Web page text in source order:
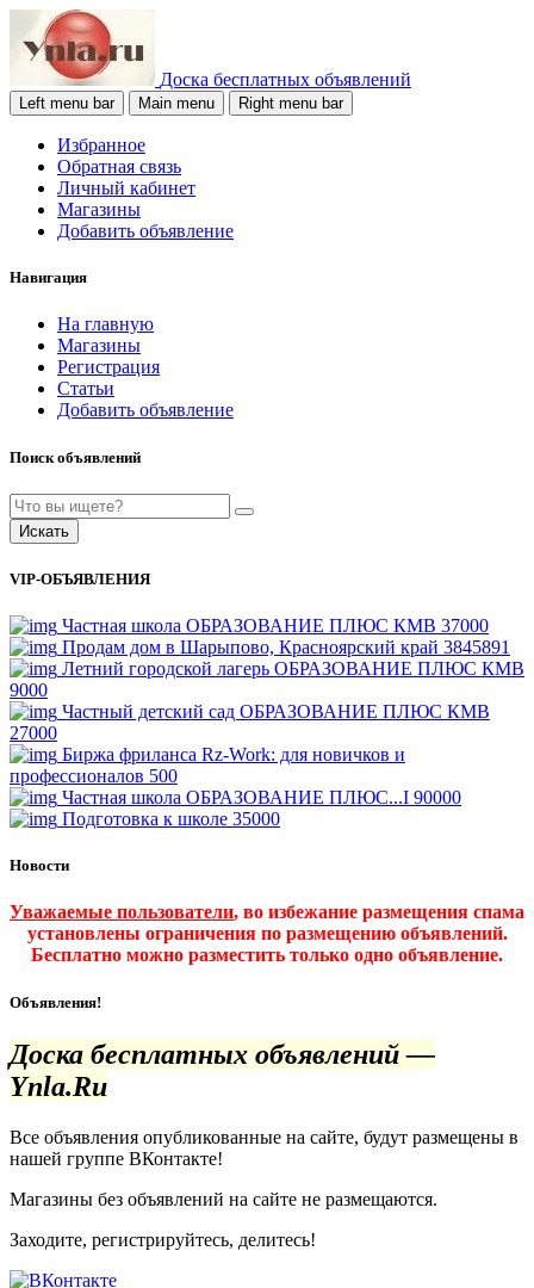
Доска бесплатных объявлений
Left menu bar Main menu Right menu bar
Избранное
Обратная связь
Личный кабинет
Магазины
Добавить объявление
Навигация
На главную
Магазины
Регистрация
Статьи
Добавить объявление
Поиск объявлений
Искать
VIP-ОБЪЯВЛЕНИЯ
Частная школа ОБРАЗОВАНИЕ ПЛЮС КМВ 37000
Продам дом в Шарыпово, Красноярский край 3845891
Летний городской лагерь ОБРАЗОВАНИЕ ПЛЮС КМВ
9000
Частный детский сад ОБРАЗОВАНИЕ ПЛЮС КМВ
27000
Биржа фриланса Rz-Work: для новичков и
профессионалов 500
Частная школа ОБРАЗОВАНИЕ ПЛЮС...I 90000
Подготовка к школе 35000
Новости
Уважаемые пользователи, во избежание размещения спама
установлены ограничения по размещению объявлений.
Бесплатно можно разместить только одно объявление.
Объявления!
Доска бесплатных объявлений —
Ynla.Ru
Все объявления опубликованные на сайте, будут размещены в
нашей группе ВКонтакте!
Магазины без объявлений на сайте не размещаются.
Заходите, регистрируйтесь, делитесь!